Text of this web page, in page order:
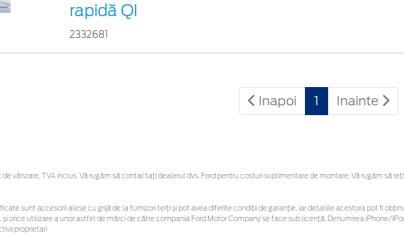
rapidă QI
2332681
Inapoi 1 Inainte
vânzare, TVA inclus. Vă rugăm să contactaţi dealerul dvs. Ford pentru costuri suplimentare de montare. Vă rugăm să
sunt accesorii alese cu grijă de la furnizori terți și pot avea diferite condiții de garanție, iar detaliile acestora pot fi
și orice utilizare a unor astfel de mărci de către compania Ford Motor Company se face sub licență. Denumirea iPhone/
proprietari